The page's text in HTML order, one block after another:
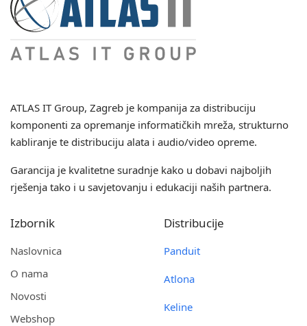
ATLAS IT Group, Zagreb je kompanija za distribuciju
komponenti za opremanje informatičkih mreža, strukturno
kabliranje te distribuciju alata i audio/video opreme.
Garancija je kvalitetne suradnje kako u dobavi najboljih
rješenja tako i u savjetovanju i edukaciji naših partnera.
Izbornik
Naslovnica
O nama
Novosti
Webshop
Distribucije
Panduit
Atlona
Keline